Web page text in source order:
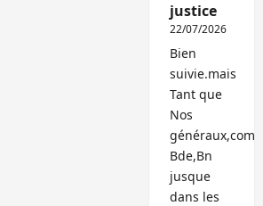
justice
22/07/2026
Bien
suivie.mais
Tant que
Nos
généraux,com
Bde,Bn
jusque
dans les